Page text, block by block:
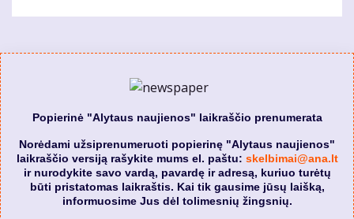
Popierinė "Alytaus naujienos" laikraščio prenumerata
Norėdami užsiprenumeruoti popierinę "Alytaus naujienos"
laikraščio versiją rašykite mums el. paštu: skelbimai@ana.lt
ir nurodykite savo vardą, pavardę ir adresą, kuriuo turėtų
būti pristatomas laikraštis. Kai tik gausime jūsų laišką,
informuosime Jus dėl tolimesnių žingsnių.